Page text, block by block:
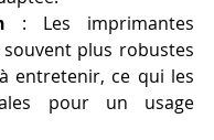
: Les imprimantes
plus robustes
entretenir, ce qui les
pour un usage